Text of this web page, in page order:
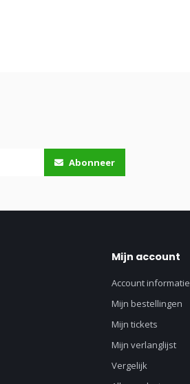
Abonneer
Mijn account
Account informatie
Mijn bestellingen
Mijn tickets
Mijn verlanglijst
Vergelijk